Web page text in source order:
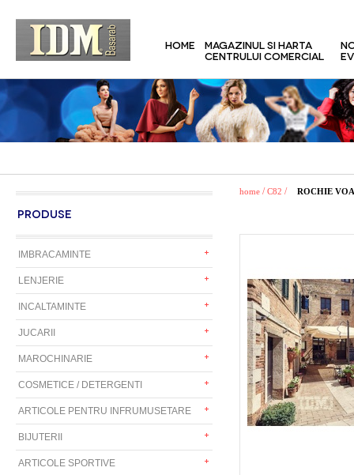
HOME
MAGAZINUL SI HARTA
CENTRULUI COMERCIAL
PRODUSE
IMBRACAMINTE
LENJERIE
INCALTAMINTE
JUCARII
MAROCHINARIE
COSMETICE / DETERGENTI
ARTICOLE PENTRU INFRUMUSETARE
BIJUTERII
ARTICOLE SPORTIVE
home / C82 / ROCHIE